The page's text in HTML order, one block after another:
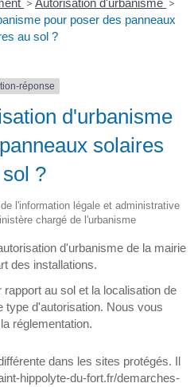
> Autorisation d'urbanisme >
pour poser des panneaux
au sol ?
réponse
d'urbanisme
solaires
?
l'information légale et administrative
chargé de l'urbanisme
d'urbanisme de la mairie
des installations.
au sol et la localisation de
type d'autorisation. Nous vous
réglementation.
dans les sites protégés. Il
hippolyte-du-fort.fr/demarches-